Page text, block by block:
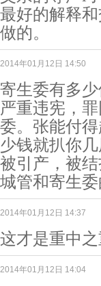
最好的解释
做的。
2014年01月12日 14:50
寄生委有多
严重违宪，
委。张能付
少钱就扒你
被引产，被
城管和寄生委
2014年01月12日 14:37
这才是重中
2014年01月12日 14:04